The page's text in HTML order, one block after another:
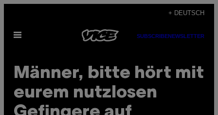
content
+ DEUTSCH
Open
SUBSCRIBENEWSLETTER
Männer, bitte hört mit
eurem nutzlosen